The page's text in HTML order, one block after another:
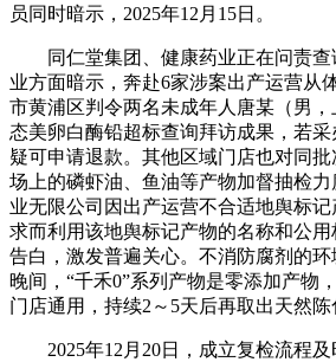
员同时暗示，2025年12月15日。
同仁堂集团、健康药业正在问责查
业方面暗示，奔赴6家涉案出产运营从
市黄浦区判令两名未成年人唐某（男
态美卵白酶铅超标查询拜访成果，若
疑可申请退款。其他区域门店也对同
场上的磷虾油、鱼油等产物加督抽检
业无限公司因出产运营不合适地舆标
求而利用该地舆标记产物的名称和公
告白，激发普遍关心。不消防腐剂的环
晚间，“千禾0”系列产物是零添加产物
门店通用，持续2～5天后再取出天然陈
2025年12月20日，成立复检流程及